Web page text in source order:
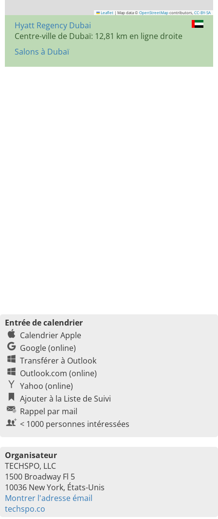
Leaflet | Map data © OpenStreetMap contributors, CC-BY-SA
Hyatt Regency Dubai
Centre-ville de Dubaï: 12,81 km en ligne droite
Salons à Dubaï
Entrée de calendrier
Calendrier Apple
Google (online)
Transférer à Outlook
Outlook.com (online)
Yahoo (online)
Ajouter à la Liste de Suivi
Rappel par mail
< 1000 personnes intéressées
Organisateur
TECHSPO, LLC
1500 Broadway Fl 5
10036 New York, États-Unis
Montrer l'adresse émail
techspo.co